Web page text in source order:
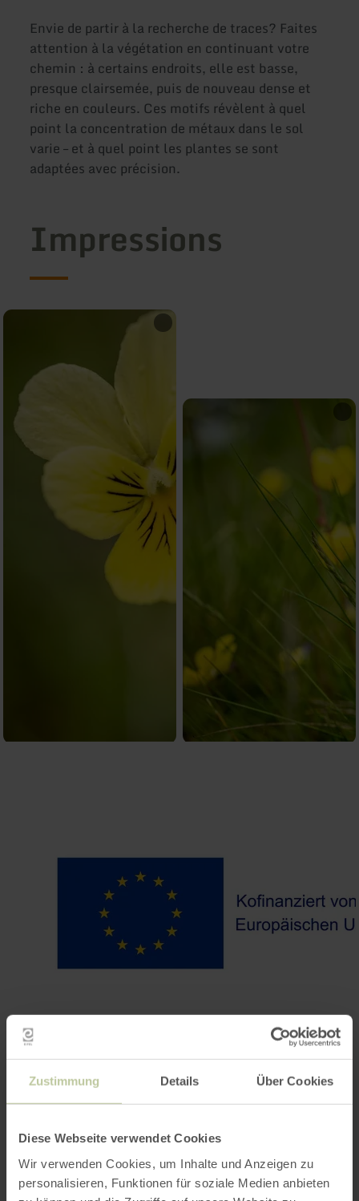
Zustimmung Details Über Cookies
Diese Webseite verwendet Cookies
Wir verwenden Cookies, um Inhalte und Anzeigen zu
personalisieren, Funktionen für soziale Medien anbieten
Envie de partir à la recherche de traces? Faites
attention à la végétation en continuant votre
chemin : à certains endroits, elle est basse,
presque clairsemée, puis de nouveau dense et
riche en couleurs. Ces motifs révèlent à quel
point la concentration de métaux dans le sol
varie – et à quel point les plantes se sont
adaptées avec précision.
Impressions
Contact